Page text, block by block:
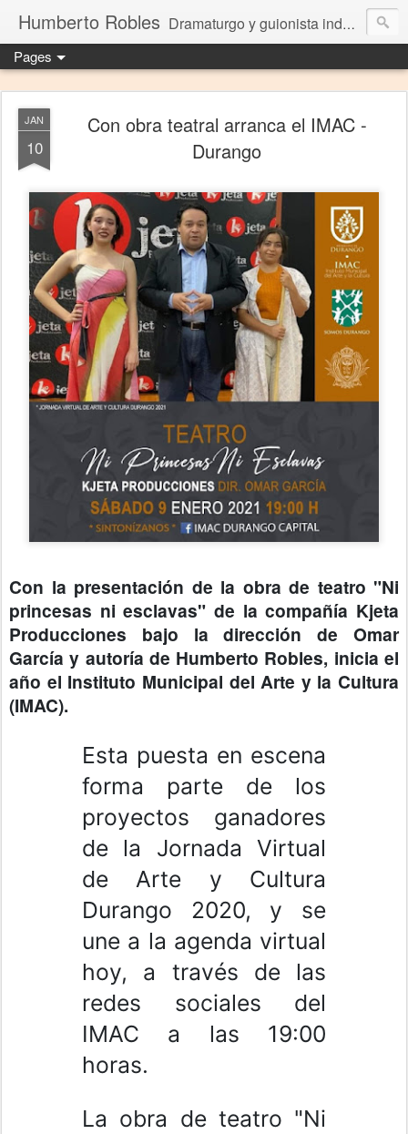
Humberto Robles Dramaturgo y guionista independiente
Pages
JAN
10
Con obra teatral arranca el IMAC -
Durango
Con la presentación de la obra de teatro "Ni
princesas ni esclavas" de la compañía Kjeta
Producciones bajo la dirección de Omar
García y autoría de Humberto Robles, inicia el
año el Instituto Municipal del Arte y la Cultura
(IMAC).
Esta puesta en escena
forma parte de los
proyectos ganadores
de la Jornada Virtual
de Arte y Cultura
Durango 2020, y se
une a la agenda virtual
hoy, a través de las
redes sociales del
IMAC a las 19:00
horas.
La obra de teatro "Ni